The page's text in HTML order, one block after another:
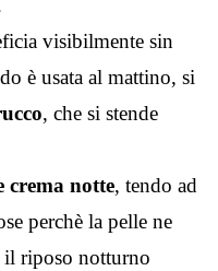
visibilmente sin
è usata al mattino, si
, che si stende
crema notte, tendo ad
perchè la pelle ne
il riposo notturno